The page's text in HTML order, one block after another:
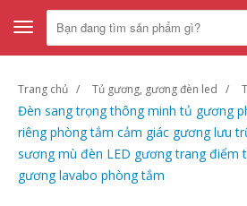
Toggle
navigation
Trang chủ Tủ gương, gương đèn led
Đèn sang trọng thông minh tủ gương
riêng phòng tắm cảm giác gương lưu
sương mù đèn LED gương trang điểm
gương lavabo phòng tắm